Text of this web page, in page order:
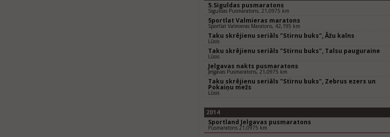
5.Siguldas pusmaratons
Siguldas Pusmaratons, 21,0975 km
Sportlat Valmieras maratons
Sportlat Valmieras Maratons, 42,195 km
Taku skrējienu seriāls "Stirnu buks", Āžu kalns
Lūsis
Taku skrējienu seriāls "Stirnu buks", Talsu pauguraine
Lūsis
Jelgavas nakts pusmaratons
Jelgavas Pusmaratons, 21,0975 km
Taku skrējienu seriāls "Stirnu buks", Zebrus ezers un
Pokaiņu mežs
Lūsis
2014
Sportland Jelgavas pusmaratons
Pusmaratons 21,0975 km